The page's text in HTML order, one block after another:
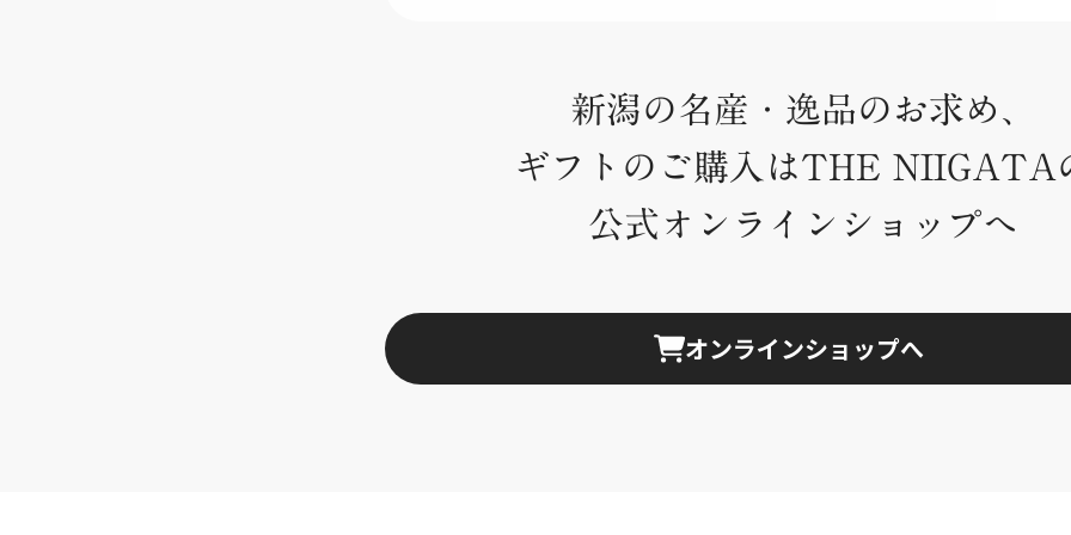
新潟の名産・逸品のお求め、
ギフトのご購入はTHE NIIGATA
公式オンラインショップへ
オンラインショップへ